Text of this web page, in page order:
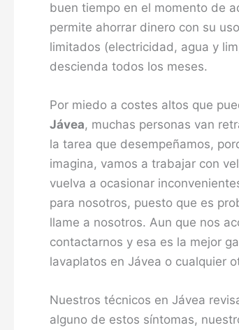
buen tiempo en el momento de
permite ahorrar dinero con su
limitados (electricidad, agua y
descienda todos los meses.
Por miedo a costes altos que
Jávea, muchas personas van
la tarea que desempeñamos,
imagina, vamos a trabajar con
vuelva a ocasionar
para nosotros, puesto que es
llame a nosotros. Aun que nos
contactarnos y esa es la mejor
lavaplatos en Jávea o cualquier
Nuestros técnicos en Jávea
alguno de estos síntomas,